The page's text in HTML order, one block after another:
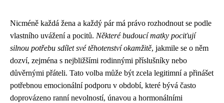
Nicméně každá žena a každý pár má právo rozhodnout se podle
vlastního uvážení a pocitů. Některé budoucí matky pociťují
silnou potřebu sdílet své těhotenství okamžitě, jakmile se o něm
dozví, zejména s nejbližšími rodinnými příslušníky nebo
důvěrnými přáteli. Tato volba může být zcela legitimní a přinášet
potřebnou emocionální podporu v období, které bývá často
doprovázeno ranní nevolností, únavou a hormonálními